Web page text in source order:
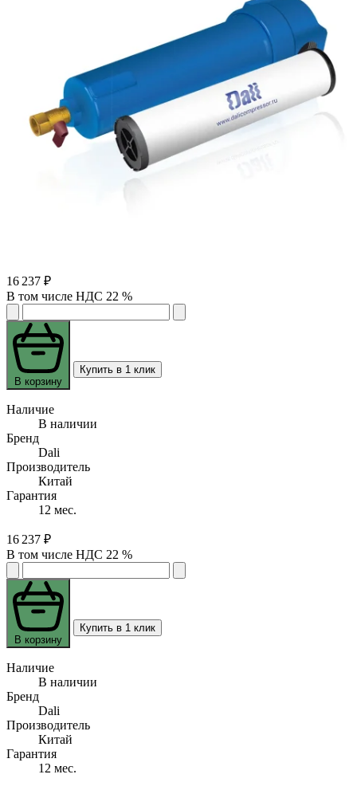
16 237 ₽
В том числе НДС 22 %
В корзину
Купить в 1 клик
Наличие
В наличии
Бренд
Dali
Производитель
Китай
Гарантия
12 мес.
16 237 ₽
В том числе НДС 22 %
В корзину
Купить в 1 клик
Наличие
В наличии
Бренд
Dali
Производитель
Китай
Гарантия
12 мес.